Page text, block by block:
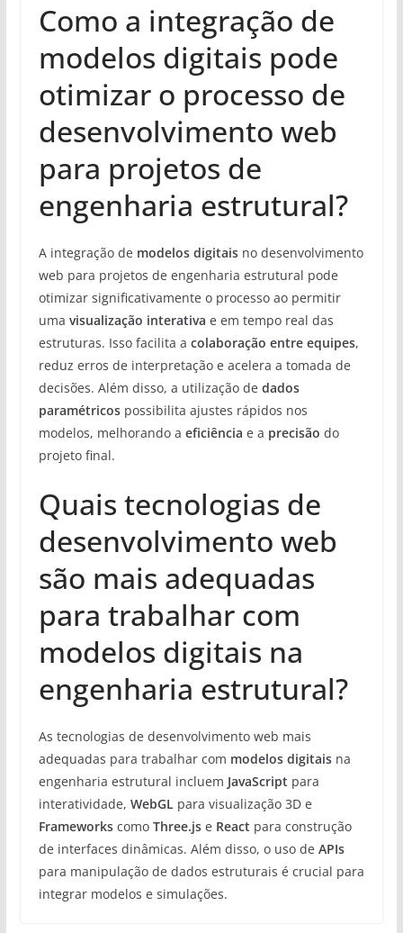
Como a integração de
modelos digitais pode
otimizar o processo de
desenvolvimento web
para projetos de
engenharia estrutural?
A integração de modelos digitaisno desenvolvimento
web para projetos de engenharia estrutural pode
otimizar significativamente o processo ao permitir
uma visualização interativa e em tempo real das
estruturas. Isso facilita a colaboração entre equipes,
reduz erros de interpretação e acelera a tomada de
decisões. Além disso, a utilização de dados
paramétricospossibilita ajustes rápidos nos
modelos, melhorando a eficiência e a precisão do
projeto final.
Quais tecnologias de
desenvolvimento web
são mais adequadas
para trabalhar com
modelos digitais na
engenharia estrutural?
As tecnologias de desenvolvimento web mais
adequadas para trabalhar com modelos digitaisna
engenharia estrutural incluem JavaScript para
interatividade, WebGLpara visualização 3D e
Frameworkscomo Three.jse React para construção
de interfaces dinâmicas. Além disso, o uso de APIs
para manipulação de dados estruturais é crucial para
integrar modelos e simulações.